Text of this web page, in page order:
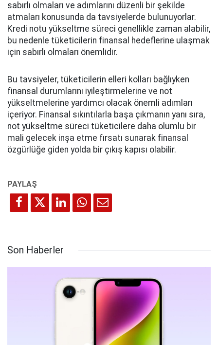
sabırlı olmaları ve adımlarını düzenli bir şekilde
atmaları konusunda da tavsiyelerde bulunuyorlar.
Kredi notu yükseltme süreci genellikle zaman alabilir,
bu nedenle tüketicilerin finansal hedeflerine ulaşmak
için sabırlı olmaları önemlidir.
Bu tavsiyeler, tüketicilerin elleri kolları bağlıyken
finansal durumlarını iyileştirmelerine ve not
yükseltmelerine yardımcı olacak önemli adımları
içeriyor. Finansal sıkıntılarla başa çıkmanın yanı sıra,
not yükseltme süreci tüketicilere daha olumlu bir
mali gelecek inşa etme fırsatı sunarak finansal
özgürlüğe giden yolda bir çıkış kapısı olabilir.
Son Haberler